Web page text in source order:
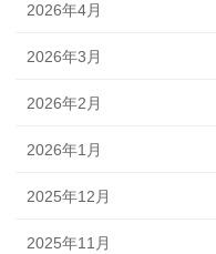
2026年4月
2026年3月
2026年2月
2026年1月
2025年12月
2025年11月